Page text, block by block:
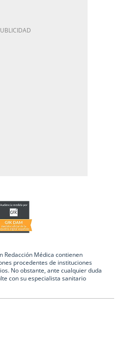
Redacción Médica contienen
procedentes de instituciones
No obstante, ante cualquier duda
con su especialista sanitario